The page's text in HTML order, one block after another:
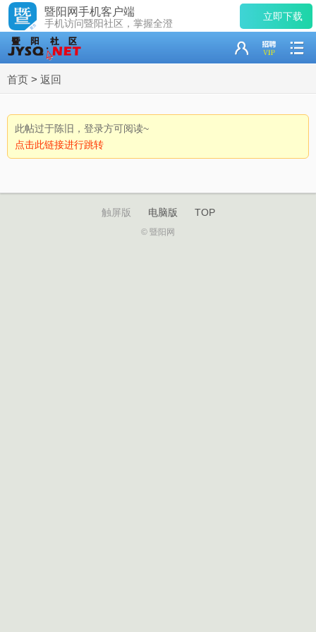
暨阳网手机客户端
手机访问暨阳社区，掌握全澄
立即下载
首页 > 返回
此帖过于陈旧，登录方可阅读~
点击此链接进行跳转
触屏版 电脑版 TOP
© 暨阳网